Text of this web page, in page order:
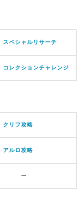
スペシャルリサーチ
コレクションチャレンジ
クリフ攻略
アルロ攻略
ー